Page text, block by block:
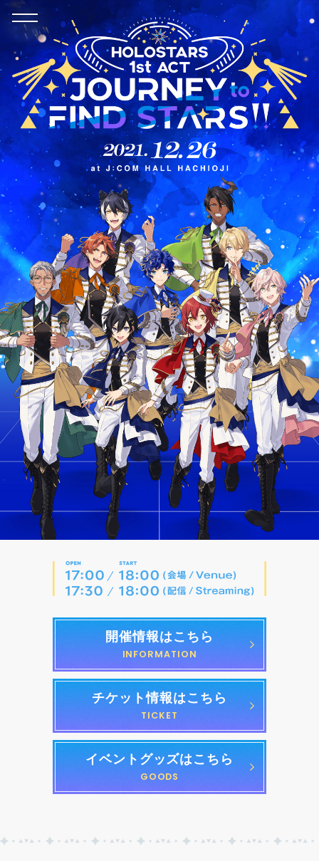
開催情報はこちら
INFORMATION
チケット情報はこちら
TICKET
イベントグッズはこちら
GOODS
一生懸命頑張るから
綺麗に咲く瞬間を見逃さないで！